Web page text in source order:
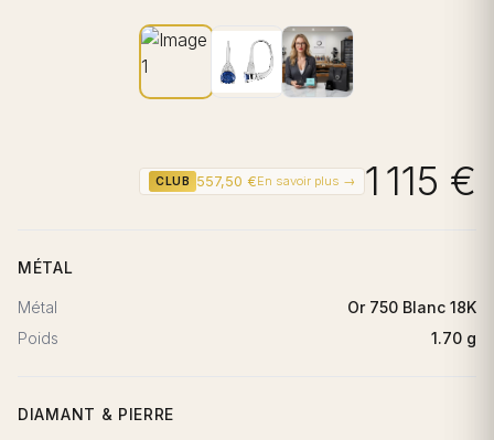
CLUB 557,50 €En savoir plus → 1 115 €
MÉTAL
Métal
Or 750 Blanc 18K
Poids
1.70 g
DIAMANT & PIERRE